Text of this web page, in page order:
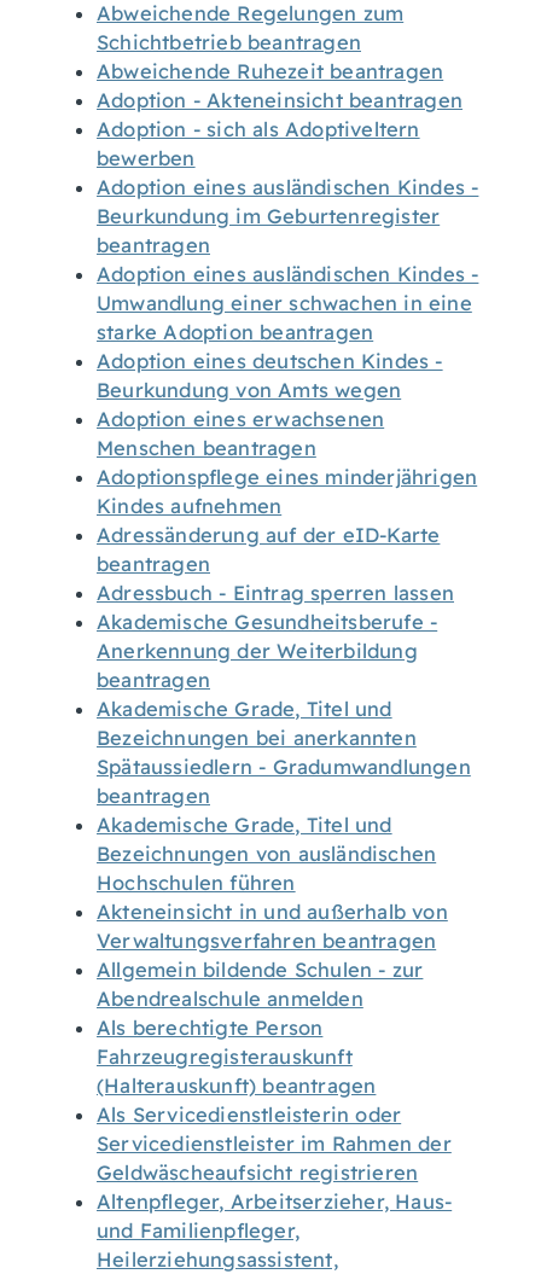
Abweichende Regelungen zum
Schichtbetrieb beantragen
Abweichende Ruhezeit beantragen
Adoption - Akteneinsicht beantragen
Adoption - sich als Adoptiveltern
bewerben
Adoption eines ausländischen Kindes -
Beurkundung im Geburtenregister
beantragen
Adoption eines ausländischen Kindes -
Umwandlung einer schwachen in eine
starke Adoption beantragen
Adoption eines deutschen Kindes -
Beurkundung von Amts wegen
Adoption eines erwachsenen
Menschen beantragen
Adoptionspflege eines minderjährigen
Kindes aufnehmen
Adressänderung auf der eID-Karte
beantragen
Adressbuch - Eintrag sperren lassen
Akademische Gesundheitsberufe -
Anerkennung der Weiterbildung
beantragen
Akademische Grade, Titel und
Bezeichnungen bei anerkannten
Spätaussiedlern - Gradumwandlungen
beantragen
Akademische Grade, Titel und
Bezeichnungen von ausländischen
Hochschulen führen
Akteneinsicht in und außerhalb von
Verwaltungsverfahren beantragen
Allgemein bildende Schulen - zur
Abendrealschule anmelden
Als berechtigte Person
Fahrzeugregisterauskunft
(Halterauskunft) beantragen
Als Servicedienstleisterin oder
Servicedienstleister im Rahmen der
Geldwäscheaufsicht registrieren
Altenpfleger, Arbeitserzieher, Haus-
und Familienpfleger,
Heilerziehungsassistent,